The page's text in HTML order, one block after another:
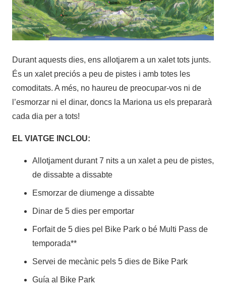
Durant aquests dies, ens allotjarem a un xalet tots junts.
És un xalet preciós a peu de pistes i amb totes les
comoditats. A més, no haureu de preocupar-vos ni de
l’esmorzar ni el dinar, doncs la Mariona us els prepararà
cada dia per a tots!
EL VIATGE INCLOU:
Allotjament durant 7 nits a un xalet a peu de pistes,
de dissabte a dissabte
Esmorzar de diumenge a dissabte
Dinar de 5 dies per emportar
Forfait de 5 dies pel Bike Park o bé Multi Pass de
temporada**
Servei de mecànic pels 5 dies de Bike Park
Guía al Bike Park